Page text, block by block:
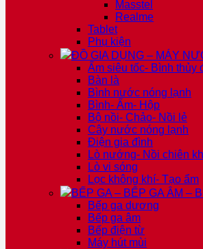
Masstel
Realme
Tablet
Phụ kiện
ĐỒ GIA DỤNG – MÁY
Ấm siêu tốc- Bình thủy
Bàn là
Bình nước nóng lạnh
Bình- Ấm- Hộp
Bộ nồi- Chảo- Nồi lẻ
Cây nước nóng lạnh
Điện gia đình
Lò nướng- Nồi chiên
Lò vi sóng
Lọc không khí- Tạo ẩm
BẾP GA – BẾP GA ÂM –
Bếp ga dương
Bếp ga âm
Bếp điện từ
Máy hút mùi